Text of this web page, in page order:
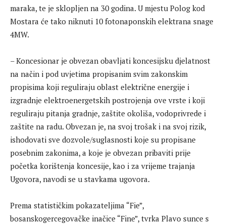
maraka, te je sklopljen na 30 godina. U mjestu Polog kod
Mostara će tako niknuti 10 fotonaponskih elektrana snage
4MW.
– Koncesionar je obvezan obavljati koncesijsku djelatnost
na način i pod uvjetima propisanim svim zakonskim
propisima koji reguliraju oblast električne energije i
izgradnje elektroenergetskih postrojenja ove vrste i koji
reguliraju pitanja gradnje, zaštite okoliša, vodoprivrede i
zaštite na radu. Obvezan je, na svoj trošak i na svoj rizik,
ishodovati sve dozvole/suglasnosti koje su propisane
posebnim zakonima, a koje je obvezan pribaviti prije
početka korištenja koncesije, kao i za vrijeme trajanja
Ugovora, navodi se u stavkama ugovora.
Prema statističkim pokazateljima “Fie”,
bosanskogercegovačke inačice “Fine”, tvrka Plavo sunce s